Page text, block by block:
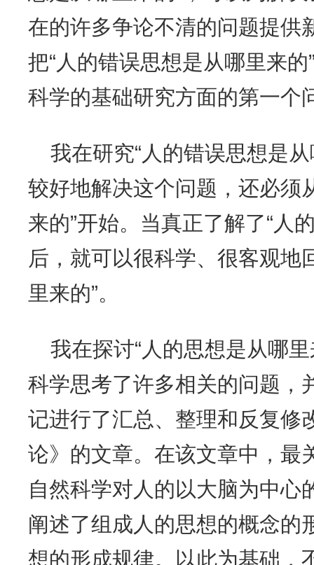
在的许多争论不清的问题提供
把“人的错误思想是从哪里来
科学的基础研究方面的第一个
我在研究“人的错误思想是
较好地解决这个问题，还必须
来的”开始。当真正了解了“人
后，就可以很科学、很客观地
里来的”。
我在探讨“人的思想是从哪
科学思考了许多相关的问题，
记进行了汇总、整理和反复修
论》的文章。在该文章中，最
自然科学对人的以大脑为中心
阐述了组成人的思想的概念的
想的形成规律。以此为基础，